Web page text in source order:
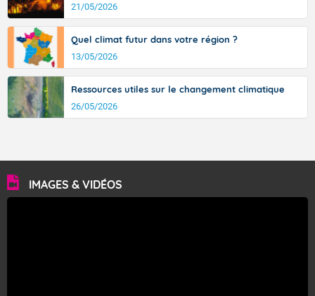
21/05/2026
Quel climat futur dans votre région ?
13/05/2026
Ressources utiles sur le changement climatique
26/05/2026
IMAGES & VIDÉOS